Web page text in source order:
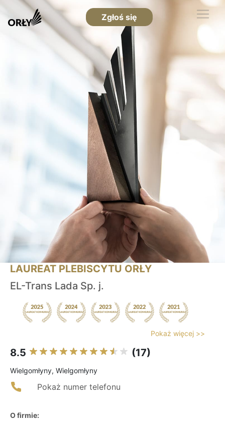
Zgłoś się
LAUREAT PLEBISCYTU ORŁY
EL-Trans Lada Sp. j.
Pokaż więcej >>
8.5 (17)
Wielgomłyny, Wielgomłyny
Pokaż numer telefonu
O firmie: